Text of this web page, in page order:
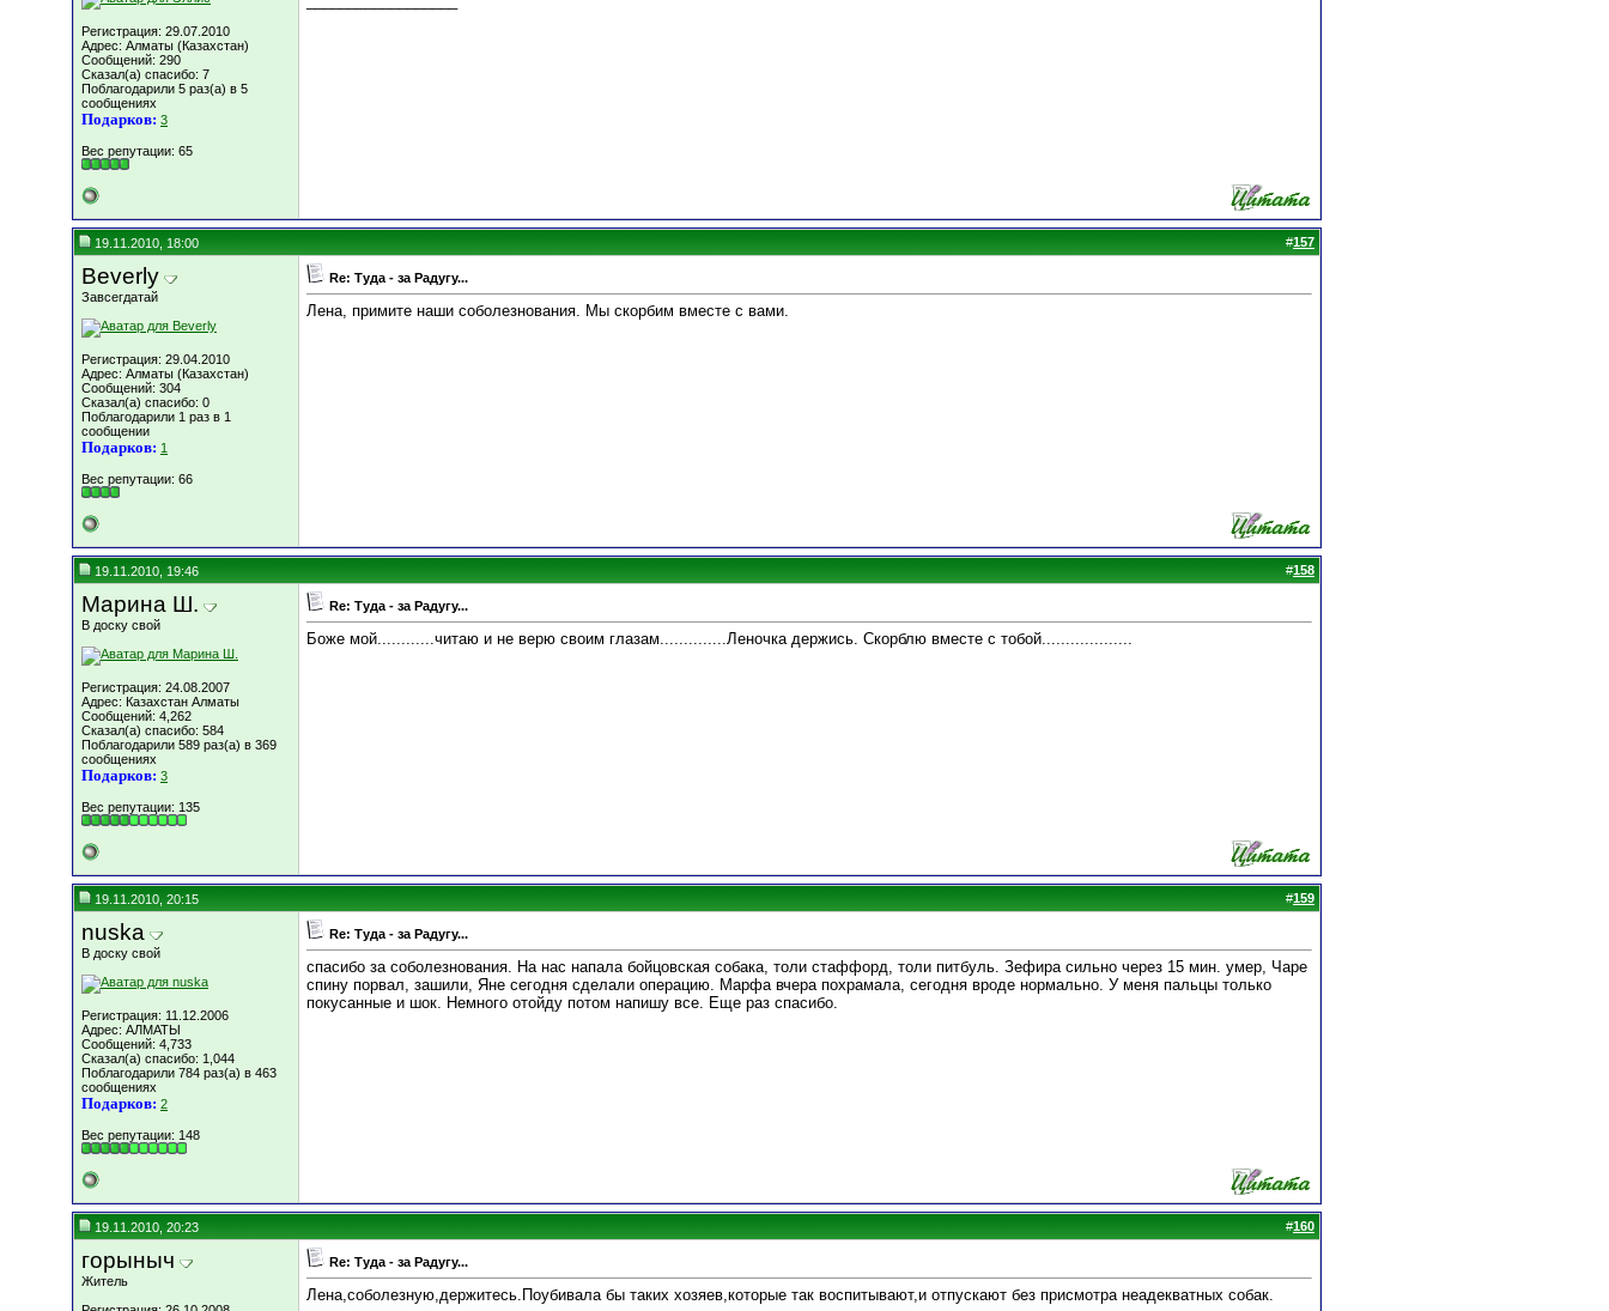
Регистрация: 29.07.2010
Адрес: Алматы (Казахстан)
Сообщений: 290
Сказал(а) спасибо: 7
Поблагодарили 5 раз(а) в 5
сообщениях
Подарков: 3
Вес репутации: 65
19.11.2010, 18:00 #157
Beverly
Завсегдатай
Регистрация: 29.04.2010
Адрес: Алматы (Казахстан)
Сообщений: 304
Сказал(а) спасибо: 0
Поблагодарили 1 раз в 1
сообщении
Подарков: 1
Вес репутации: 66
Re: Туда - за Радугу...
Лена, примите наши соболезнования. Мы скорбим вместе с вами.
19.11.2010, 19:46 #158
Марина Ш.
В доску свой
Регистрация: 24.08.2007
Адрес: Казахстан Алматы
Сообщений: 4,262
Сказал(а) спасибо: 584
Поблагодарили 589 раз(а) в 369
сообщениях
Подарков: 3
Вес репутации: 135
Re: Туда - за Радугу...
Боже мой............читаю и не верю своим глазам..............Леночка держись. Скорблю вместе с тобой...................
19.11.2010, 20:15 #159
nuska
В доску свой
Регистрация: 11.12.2006
Адрес: АЛМАТЫ
Сообщений: 4,733
Сказал(а) спасибо: 1,044
Поблагодарили 784 раз(а) в 463
сообщениях
Подарков: 2
Вес репутации: 148
Re: Туда - за Радугу...
спасибо за соболезнования. На нас напала бойцовская собака, толи стаффорд, толи питбуль. Зефира сильно через 15 мин. умер, Чаре
спину порвал, зашили, Яне сегодня сделали операцию. Марфа вчера похрамала, сегодня вроде нормально. У меня пальцы только
покусанные и шок. Немного отойду потом напишу все. Еще раз спасибо.
19.11.2010, 20:23 #160
горыныч
Житель
Re: Туда - за Радугу...
Лена,соболезную,держитесь.Поубивала бы таких хозяев,которые так воспитывают,и отпускают без присмотра неадекватных собак.